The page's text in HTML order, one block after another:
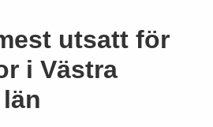
utsatt för
i Västra